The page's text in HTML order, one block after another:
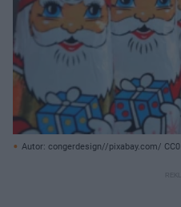
Autor: congerdesign//pixabay.com/ CC0